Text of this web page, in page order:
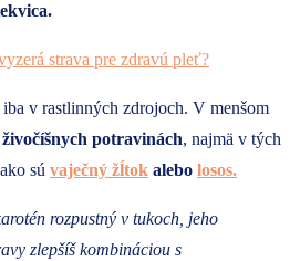
ekvica.
strava pre zdravú pleť?
iba v rastlinných zdrojoch. V menšom
živočíšnych potravinách, najmä v tých
sú vaječný žĺtok alebo losos.
rozpustný v tukoch, jeho
zlepšíš kombináciou s